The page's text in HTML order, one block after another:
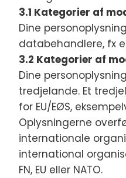
3.1 Kategorier af
Dine
databehandlere, fx
3.2 Kategorier af
Dine
tredjelande. Et
for EU/EØS,
Oplysningerne
internationale
international
FN, EU eller NATO.